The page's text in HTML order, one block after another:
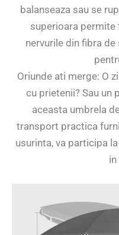
balanseaza sau se
superioara permite
nervurile din fibra
Oriunde ati merge: O
cu prietenii? Sau un
aceasta umbrela
transport practica
usurinta, va participa
in